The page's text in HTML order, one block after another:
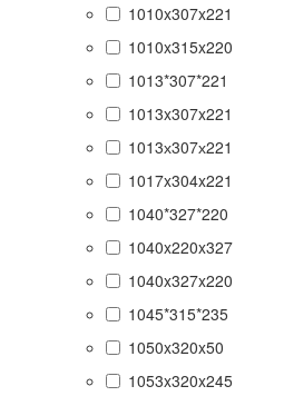
1010x307x221
1010x315x220
1013*307*221
1013x307x221
1013х307х221
1017x304x221
1040*327*220
1040x220x327
1040x327x220
1045*315*235
1050x320x50
1053x320x245